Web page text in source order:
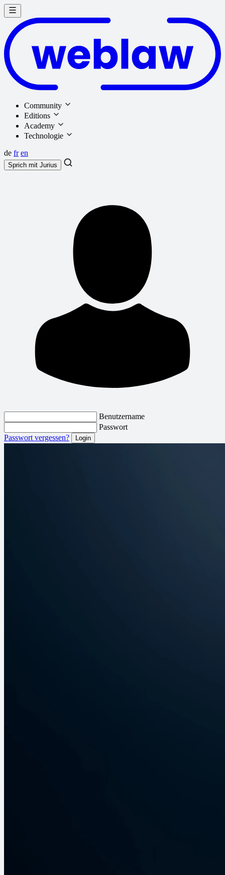
Community
Editions
Academy
Technologie
de fr en
Sprich mit Jurius
Benutzername
Passwort
Passwort vergessen?